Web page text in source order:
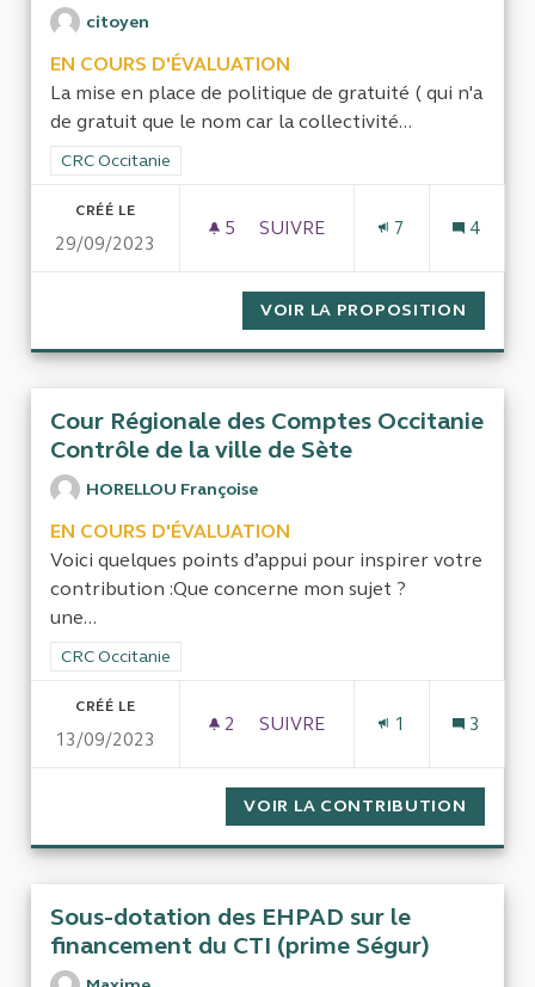
citoyen
EN COURS D'ÉVALUATION
La mise en place de politique de gratuité ( qui n'a
de gratuit que le nom car la collectivité...
Filtrer les résultats de la catégorie : CRC Occitanie
CRC Occitanie
CRÉÉ LE
29/09/2023
5 5 ABONNÉS
SUIVRE
7 4
VOIR LA PROPOSITION
Cour Régionale des Comptes Occitanie
Contrôle de la ville de Sète
HORELLOU Françoise
EN COURS D'ÉVALUATION
Voici quelques points d’appui pour inspirer votre
contribution :Que concerne mon sujet ?
une...
Filtrer les résultats de la catégorie : CRC Occitanie
CRC Occitanie
CRÉÉ LE
13/09/2023
2 2 ABONNÉS
SUIVRE
1 3
VOIR LA CONTRIBUTION
Sous-dotation des EHPAD sur le
financement du CTI (prime Ségur)